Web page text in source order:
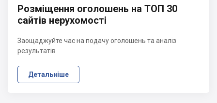
Розміщення оголошень на ТОП 30
сайтів нерухомості
Заощаджуйте час на подачу оголошень та аналіз
результатів
Детальніше